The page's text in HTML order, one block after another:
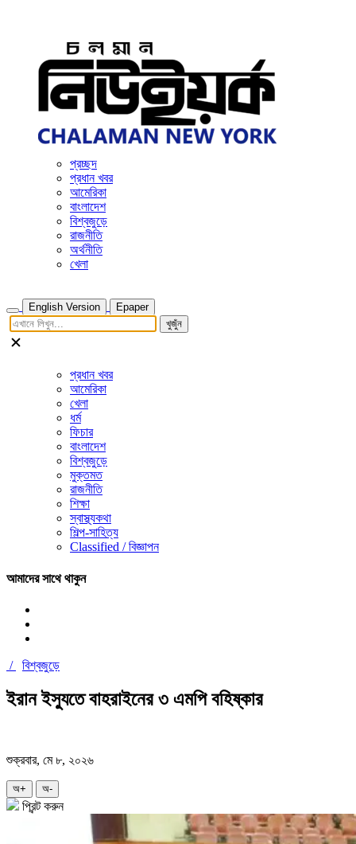
প্রচ্ছদ
প্রধান খবর
আমেরিকা
বাংলাদেশ
বিশ্বজুড়ে
রাজনীতি
অর্থনীতি
খেলা
English Version
Epaper
খুজুঁন
প্রধান খবর
আমেরিকা
খেলা
ধর্ম
ফিচার
বাংলাদেশ
বিশ্বজুড়ে
মুক্তমত
রাজনীতি
শিক্ষা
স্বাস্থ্যকথা
শিল্প-সাহিত্য
Classified / বিজ্ঞাপন
আমাদের সাথে থাকুন
/ বিশ্বজুড়ে
ইরান ইস্যুতে বাহরাইনের ৩ এমপি বহিষ্কার
শুক্রবার, মে ৮, ২০২৬
অ+ অ-
প্রিন্ট করুন